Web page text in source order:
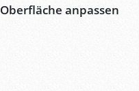
Oberfläche anpassen